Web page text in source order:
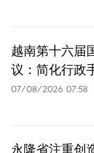
越南第十六届
议：简化行政
07/08/2026 07:58
永隆省注重创